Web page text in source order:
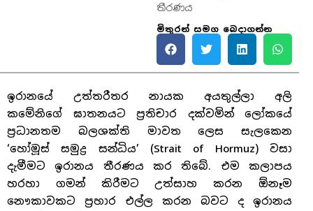
තීරණය
මිතුරන් සමග බෙදාගන්න
ඉරානයේ උත්තරීතර නායක අයතුල්ලා අලි
කමේනිගේ ඝාතනයට ප්‍රතිචාර දක්වමින් ලෝකයේ
ප්‍රධානතම බලශක්ති මාවත ලෙස සැලකෙන
‘හෝමූස් සමුද්‍ර සන්ධිය’ (Strait of Hormuz) වසා
දැමීමට ඉරානය තීරණය කර තිබේ. එම කලාපය
හරහා ගමන් කිරීමට උත්සාහ කරන ඕනෑම
නෞකාවකට ප්‍රහාර එල්ල කරන බවට ද ඉරානය